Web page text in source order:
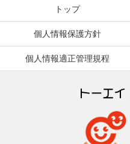
トップ
個人情報保護方針
個人情報適正管理規程